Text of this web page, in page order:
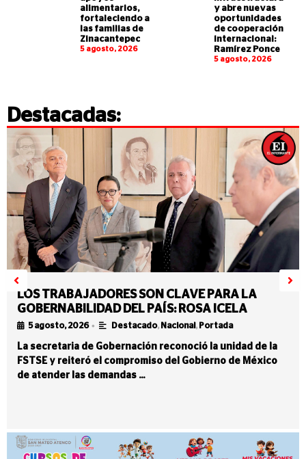
alimentarios,
fortaleciendo a
las familias de
Zinacantepec
5 agosto, 2026
y abre nuevas
oportunidades
de cooperación
internacional:
Ramírez Ponce
5 agosto, 2026
Destacadas:
LOS TRABAJADORES SON CLAVE PARA LA
GOBERNABILIDAD DEL PAÍS: ROSA ICELA
5 agosto, 2026 • Destacado, Nacional , Portada
La secretaria de Gobernación reconoció la unidad de la
FSTSE y reiteró el compromiso del Gobierno de México
de atender las demandas …